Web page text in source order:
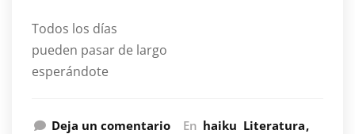
Todos los días
pueden pasar de largo
esperándote
Deja un comentario En haiku Literatura